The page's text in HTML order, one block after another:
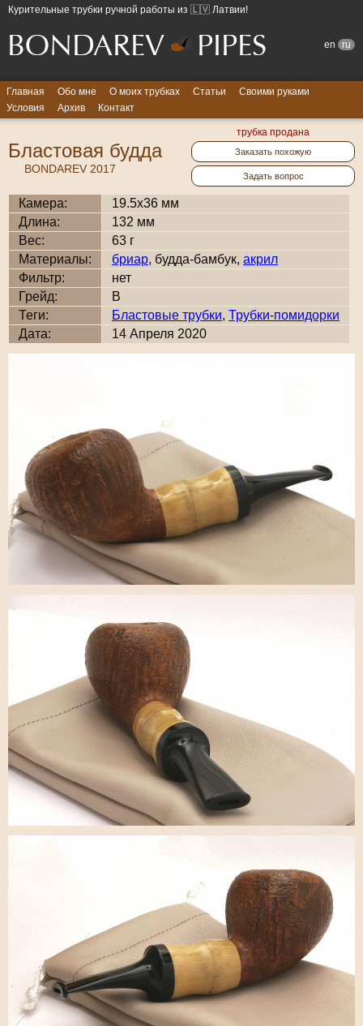
Курительные трубки ручной работы из 🇱🇻 Латвии!
en ru
Главная Обо мне О моих трубках Статьи
Своими руками
Условия
Архив Контакт
трубка продана
Заказать похожую
Задать вопрос
Бластовая будда
BONDAREV 2017
Камера:
19.5x36 мм
Длина:
132 мм
Вес:
63 г
Материалы:
бриар, будда-бамбук, акрил
Фильтр:
нет
Грейд:
B
Теги:
Бластовые трубки, Трубки-помидорки
Дата:
14 Апреля 2020